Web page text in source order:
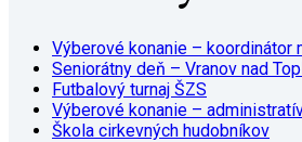
Výberové konanie – koordinátor
Seniorátny deň – Vranov nad
Futbalový turnaj ŠZS
Výberové konanie –
Škola cirkevných hudobníkov